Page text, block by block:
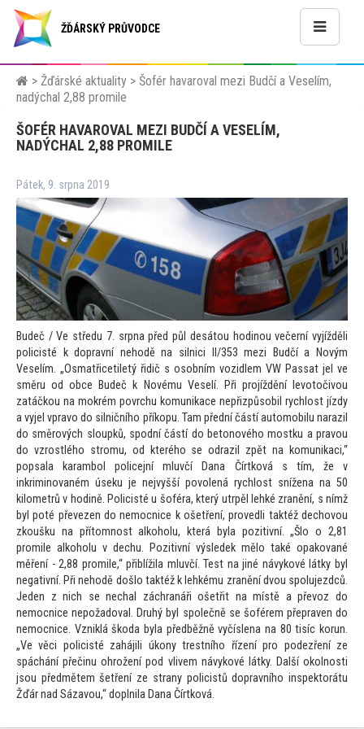
ŽĎÁRSKÝ PRŮVODCE
> Žďárské aktuality > Šofér havaroval mezi Budčí a Veselím,
nadýchal 2,88 promile
ŠOFÉR HAVAROVAL MEZI BUDČÍ A VESELÍM,
NADÝCHAL 2,88 PROMILE
Pátek, 9. srpna 2019
Budeč / Ve středu 7. srpna před půl desátou hodinou večerní vyjížděli
policisté k dopravní nehodě na silnici II/353 mezi Budčí a Novým
Veselím. „Osmatřicetiletý řidič s osobním vozidlem VW Passat jel ve
směru od obce Budeč k Novému Veselí. Při projíždění levotočivou
zatáčkou na mokrém povrchu komunikace nepřizpůsobil rychlost jízdy
a vyjel vpravo do silničního příkopu. Tam přední částí automobilu narazil
do směrových sloupků, spodní částí do betonového mostku a pravou
do vzrostlého stromu, od kterého se odrazil zpět na komunikaci,“
popsala karambol policejní mluvčí Dana Čírtková s tím, že v
inkriminovaném úseku je nejvyšší povolená rychlost snížena na 50
kilometrů v hodině. Policisté u šoféra, který utrpěl lehké zranění, s nímž
byl poté převezen do nemocnice k ošetření, provedli taktéž dechovou
zkoušku na přítomnost alkoholu, která byla pozitivní. „Šlo o 2,81
promile alkoholu v dechu. Pozitivní výsledek mělo také opakované
měření - 2,88 promile,“ přiblížila mluvčí. Test na jiné návykové látky byl
negativní. Při nehodě došlo taktéž k lehkému zranění dvou spolujezdců.
Jeden z nich se nechal záchranáři ošetřit na místě a převoz do
nemocnice nepožadoval. Druhý byl společně se šoférem přepraven do
nemocnice. Vzniklá škoda byla předběžně vyčíslena na 80 tisíc korun.
„Ve věci policisté zahájili úkony trestního řízení pro podezření ze
spáchání přečinu ohrožení pod vlivem návykové látky. Další okolnosti
jsou předmětem šetření ze strany policistů dopravního inspektorátu
Žďár nad Sázavou,“ doplnila Dana Čírtková.